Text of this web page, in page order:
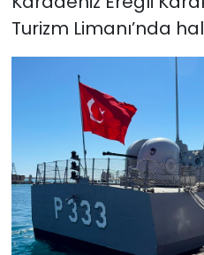
Turizm Limanı’nda